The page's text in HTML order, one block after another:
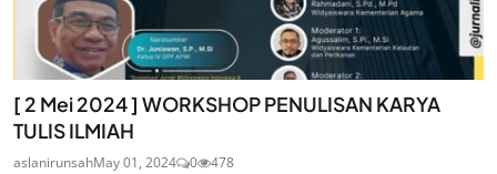
[ 2 Mei 2024 ] WORKSHOP PENULISAN KARYA
TULIS ILMIAH
aslanirunsahMay 01, 2024 0 478